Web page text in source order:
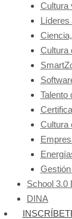
Cultura
Líderes
Cultura
Talento
Cultura
School 3.0
DINA